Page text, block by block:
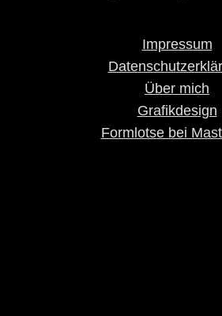
Impressum
Über mich
Grafikdesign
Formlotse bei